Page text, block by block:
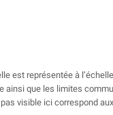
est représentée à
ainsi que les limites
visible ici correspond